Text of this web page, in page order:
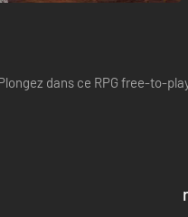
dans ce RPG free-